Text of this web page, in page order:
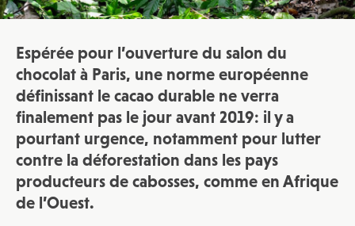
Espérée pour l’ouverture du salon du
chocolat à Paris, une norme européenne
définissant le cacao durable ne verra
finalement pas le jour avant 2019: il y a
pourtant urgence, notamment pour lutter
contre la déforestation dans les pays
producteurs de cabosses, comme en Afrique
de l’Ouest.